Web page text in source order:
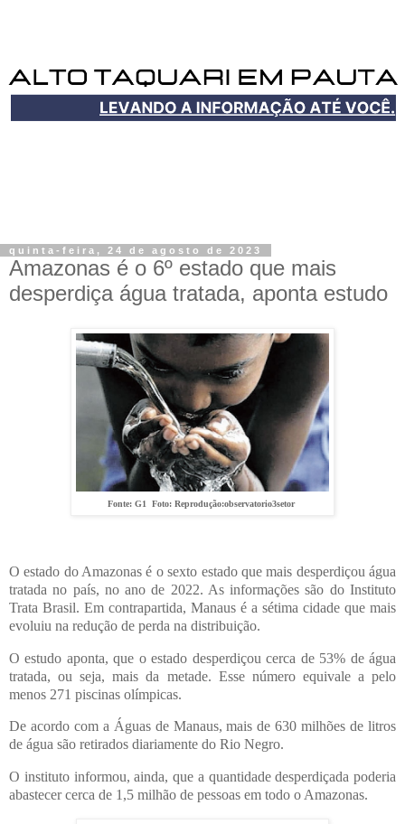
quinta-feira, 24 de agosto de 2023
Amazonas é o 6º estado que mais
desperdiça água tratada, aponta estudo
Fonte: G1 Foto: Reprodução:observatorio3setor
O estado do Amazonas é o sexto estado que mais desperdiçou água
tratada no país, no ano de 2022. As informações são do Instituto
Trata Brasil. Em contrapartida, Manaus é a sétima cidade que mais
evoluiu na redução de perda na distribuição.
O estudo aponta, que o estado desperdiçou cerca de 53% de água
tratada, ou seja, mais da metade. Esse número equivale a pelo
menos 271 piscinas olímpicas.
De acordo com a Águas de Manaus, mais de 630 milhões de litros
de água são retirados diariamente do Rio Negro.
O instituto informou, ainda, que a quantidade desperdiçada poderia
abastecer cerca de 1,5 milhão de pessoas em todo o Amazonas.